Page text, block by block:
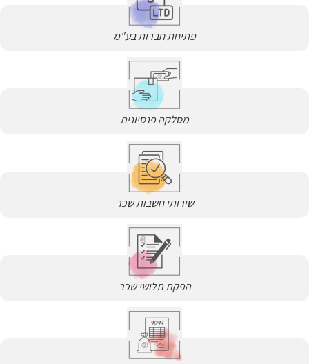
פתיחת חברות בע"מ
מסלקה פנסיונית
שירותי חשבות שכר
הפקת תלושי שכר